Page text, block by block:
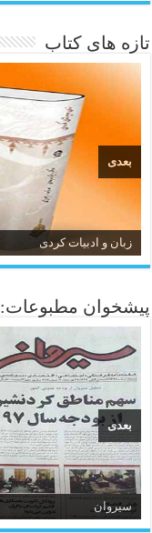
تازه های کتاب
زبان و ادبیات کردی
بعدی
پیشخوان مطبوعات:
سیروان
بعدی